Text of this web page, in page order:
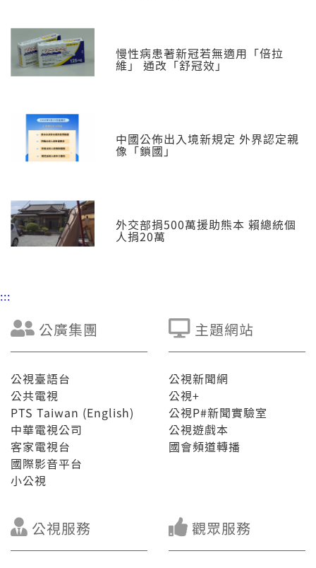
慢性病患著新冠若無適用「倍拉
維」 通改「舒冠效」
中國公佈出入境新規定 外界認定親
像「鎖國」
外交部捐500萬援助熊本 賴總統個
人捐20萬
:::
公廣集團
公視臺語台
公共電視
PTS Taiwan (English)
中華電視公司
客家電視台
國際影音平台
小公視
主題網站
公視新聞網
公視+
公視P#新聞實驗室
公視遊戲本
國會頻道轉播
公視服務 觀眾服務